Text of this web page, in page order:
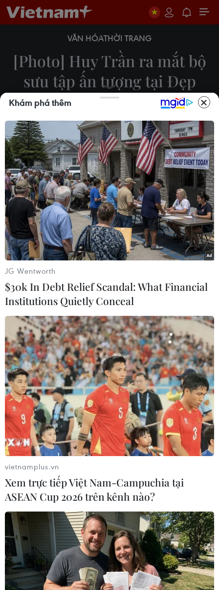
VĂN HÓATHỜI TRANG
[Photo] Huy Trần ra mắt bộ
sưu tập ấn tượng tại Đẹp
Fashion Runway 3
Xuân Mai
14/09/2014 00:43
Huy Trần, nhà thiết kế được nhiều người nổi tiếng ở
Việt Nam lựa chọn mỗi khi họ cần các trang phục
thảm đỏ, vừa ra mắt bộ sưu tập mới nhất tại
chương trình Đẹp Fashion Runway 3.
Huy Trần là nhà thiết kế thân thiết của nhiều người nổi tiếng ở
Việt Nam. (Ảnh: Xuân Mai/Vietnam+)
Không chỉ sắc sảo trong từng đường may... (Ảnh: Xuân
Mai/Vietnam+)
Khám phá thêm
JG Wentworth
$30k In Debt Relief Scandal: What Financial
Institutions Quietly Conceal
vietnamplus.vn
Xem trực tiếp Việt Nam-Campuchia tại
ASEAN Cup 2026 trên kênh nào?